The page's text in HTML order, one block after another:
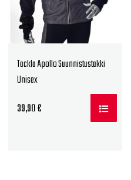
Tackla Apollo Suunnistustakki
Unisex
39,90€